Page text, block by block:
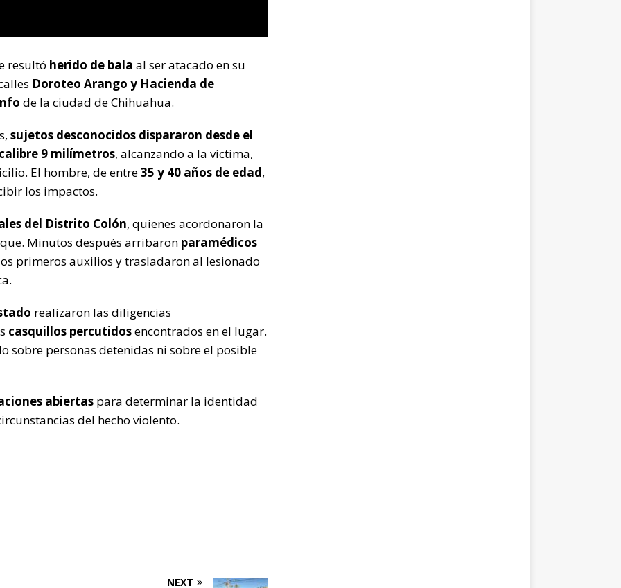
resultó herido de bala al ser atacado en su
Doroteo Arango y Hacienda de
de la ciudad de Chihuahua.
sujetos desconocidos dispararon desde el
calibre 9 milímetros, alcanzando a la víctima,
El hombre, de entre35 y 40 años de edad,
los impactos.
del Distrito Colón, quienes acordonaron la
Minutos después arribaron paramédicos
primeros auxilios y trasladaron al lesionado
realizaron las diligencias
casquillos percutidosencontrados en el lugar.
sobre personas detenidas ni sobre el posible
abiertas para determinar la identidad
del hecho violento.
NEXT